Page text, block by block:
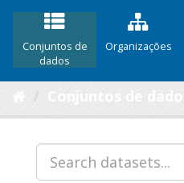
Conjuntos de
dados
Organizações